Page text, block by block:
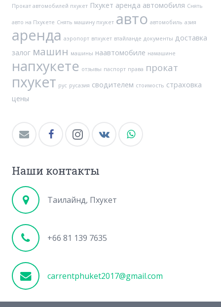
Прокат автомобилей пхукет Пхукет аренда автомобиля Снять
авто на Пхукете Снять машину пхукет авто автомобиль азия
аренда аэропорт впхукет втайланде документы доставка
залог машин машины наавтомобиле намашине
напхукете отзывы паспорт права прокат
пхукет рус русазия сводителем стоимость страховка
цены
Наши контакты
Таилайнд, Пхукет
+66 81 139 7635
carrentphuket2017@gmail.com